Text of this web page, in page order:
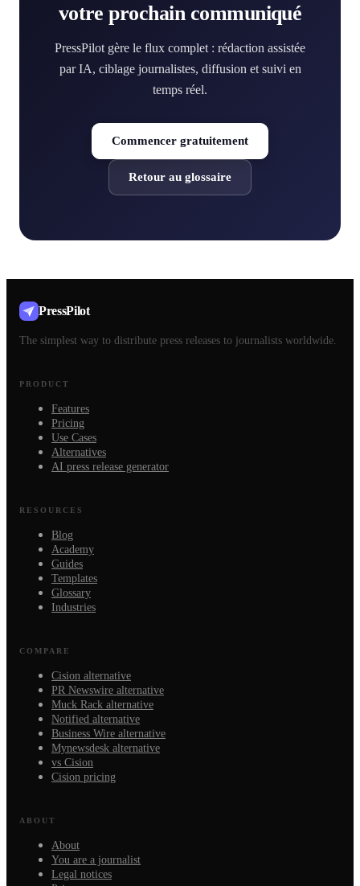
votre prochain communiqué
PressPilot gère le flux complet : rédaction assistée
par IA, ciblage journalistes, diffusion et suivi en
temps réel.
Commencer gratuitement
Retour au glossaire
PressPilot
The simplest way to distribute press releases to journalists worldwide.
PRODUCT
Features
Pricing
Use Cases
Alternatives
AI press release generator
RESOURCES
Blog
Academy
Guides
Templates
Glossary
Industries
COMPARE
Cision alternative
PR Newswire alternative
Muck Rack alternative
Notified alternative
Business Wire alternative
Mynewsdesk alternative
vs Cision
Cision pricing
ABOUT
About
You are a journalist
Legal notices